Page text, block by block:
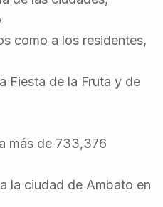
como a los residentes,
Fiesta de la Fruta y de
más de 733,376
la ciudad de Ambato en